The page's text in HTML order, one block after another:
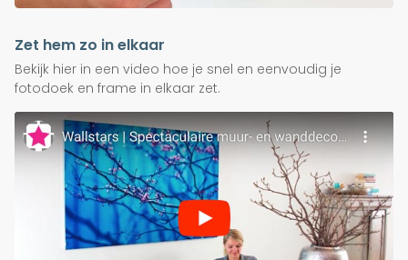
Zet hem zo in elkaar
Bekijk hier in een video hoe je snel en eenvoudig je
fotodoek en frame in elkaar zet.